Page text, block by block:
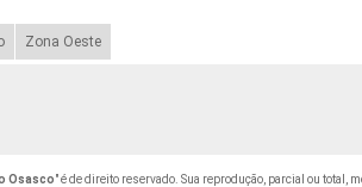
Zona Oeste
Osasco" é de direito reservado. Sua reprodução, parcial ou